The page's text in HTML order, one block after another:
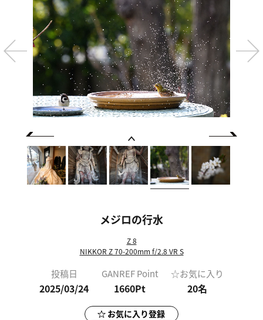
メジロの行水
Z 8
NIKKOR Z 70-200mm f/2.8 VR S
投稿日
2025/03/24
GANREF Point
1660Pt
☆お気に入り
20名
お気に入り登録